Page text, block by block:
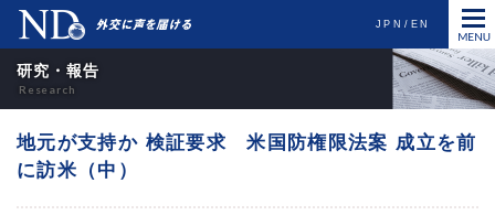
JPN EN
研究・報告
地元が支持か 検証要求 米国防権限法案 成立を前
に訪米（中）